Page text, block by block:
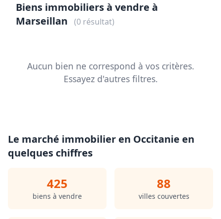
Biens immobiliers à vendre à
Marseillan
(0 résultat)
Aucun bien ne correspond à vos critères.
Essayez d'autres filtres.
Le marché immobilier en Occitanie en
quelques chiffres
425
biens à vendre
88
villes couvertes